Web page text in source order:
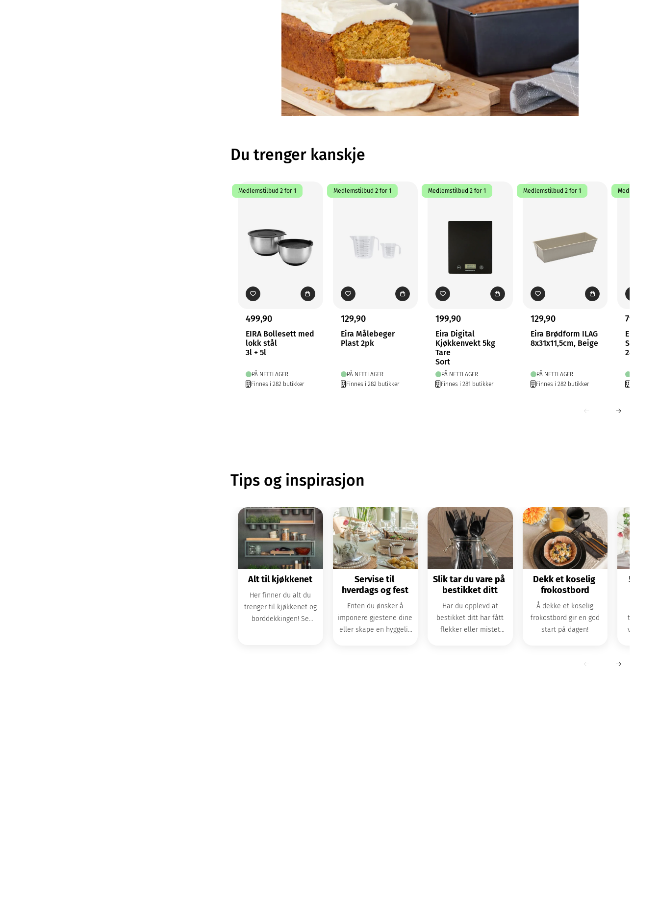
Du trenger kanskje
Medlemstilbud 2 for 1
499,90
EIRA Bollesett med
lokk stål
3l + 5l
PÅ NETTLAGER
Finnes i 282 butikker
Medlemstilbud 2 for 1
129,90
Eira Målebeger
Plast 2pk
PÅ NETTLAGER
Finnes i 282 butikker
Medlemstilbud 2 for 1
199,90
Eira Digital
Kjøkkenvekt 5kg
Tare
Sort
PÅ NETTLAGER
Finnes i 281 butikker
Medlemstilbud 2 for 1
129,90
Eira Brødform ILAG
8x31x11,5cm, Beige
PÅ NETTLAGER
Finnes i 282 butikker
Medlemstilbud
79,90
Eira
28cm
Tips og inspirasjon
Alt til kjøkkenet
Her finner du alt du
trenger til kjøkkenet og
borddekkingen! Se
Servise til
hverdags og fest
Enten du ønsker å
imponere gjestene dine
eller skape en hyggelig
Slik tar du vare på
bestikket ditt
Har du opplevd at
bestikket ditt har fått
flekker eller mistet
Dekk et koselig
frokostbord
Å dekke et koselig
frokostbord gir en god
start på dagen!
5 tips
tipsene
vakkert